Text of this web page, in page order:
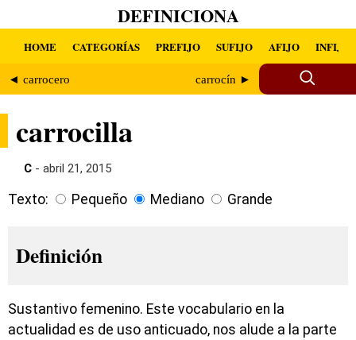
DEFINICIONA
HOME CATEGORÍAS PREFIJO SUFIJO AFIJO INFIJO
◄ carrocero carrocín ►
carrocilla
C - abril 21, 2015
Texto: Pequeño Mediano Grande
Definición
Sustantivo femenino. Este vocabulario en la
actualidad es de uso anticuado, nos alude a la parte